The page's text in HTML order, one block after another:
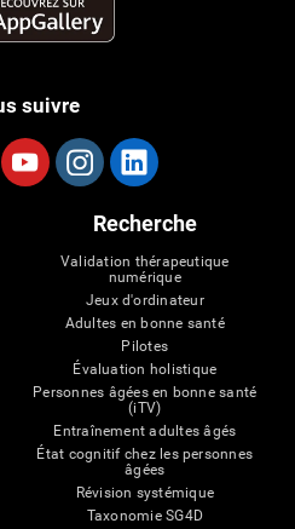
suivre
Recherche
Validation thérapeutique
numérique
Jeux d'ordinateur
Adultes en bonne santé
Pilotes
Évaluation holistique
Personnes âgées en bonne santé
(iTV)
Entraînement adultes âgés
État cognitif chez les personnes
âgées
Révision systémique
Taxonomie SG4D